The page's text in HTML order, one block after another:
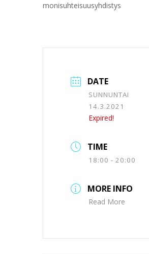
monisuhteisuusyhdistys
DATE
SUNNUNTAI
14.3.2021
Expired!
TIME
18:00 - 20:00
MORE INFO
Read More